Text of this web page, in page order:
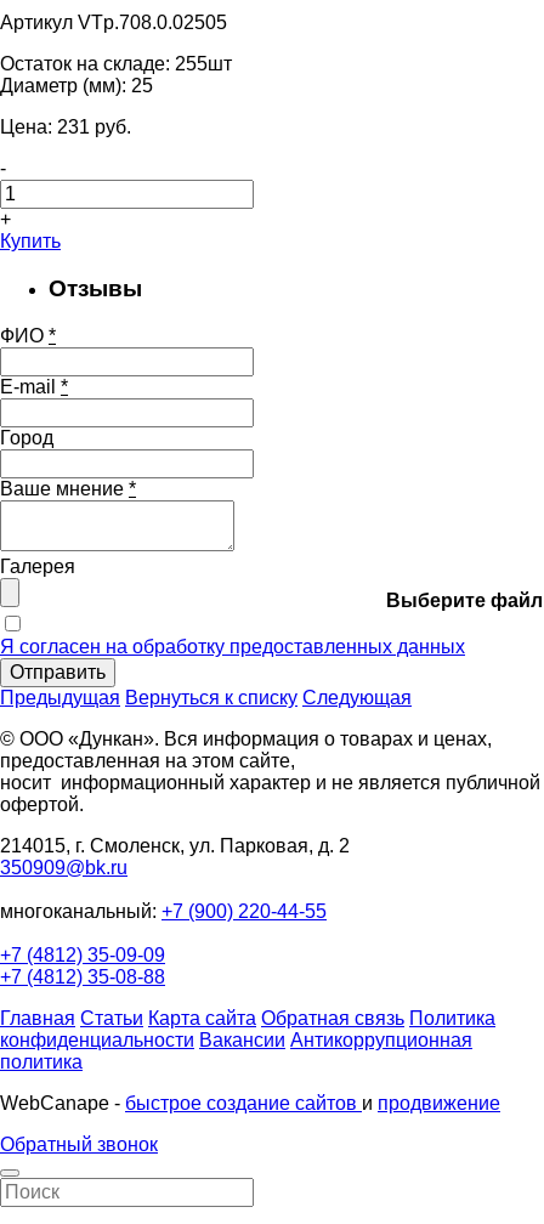
Артикул VTp.708.0.02505
Остаток на складе: 255шт
Диаметр (мм): 25
Цена: 231 pуб.
-
+
Купить
Отзывы
ФИО *
E-mail *
Город
Ваше мнение *
Галерея
Выберите файл
Я согласен на обработку предоставленных данных
Отправить
Предыдущая Вернуться к списку Следующая
© ООО «Дункан». Вся информация о товарах и ценах,
предоставленная на этом сайте,
носит информационный характер и не является публичной
офертой.
214015, г. Смоленск, ул. Парковая, д. 2
350909@bk.ru
многоканальный: +7 (900) 220-44-55
+7 (4812) 35-09-09
+7 (4812) 35-08-88
Главная Статьи Карта сайта Обратная связь Политика
конфиденциальности Вакансии Антикоррупционная
политика
WebCanape - быстрое создание сайтов и продвижение
Обратный звонок